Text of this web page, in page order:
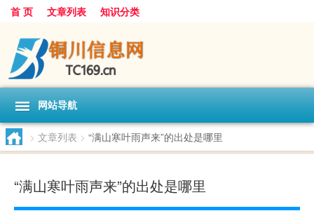
首 页 文章列表 知识分类
网站导航
> 文章列表 > “满山寒叶雨声来”的出处是哪里
“满山寒叶雨声来”的出处是哪里